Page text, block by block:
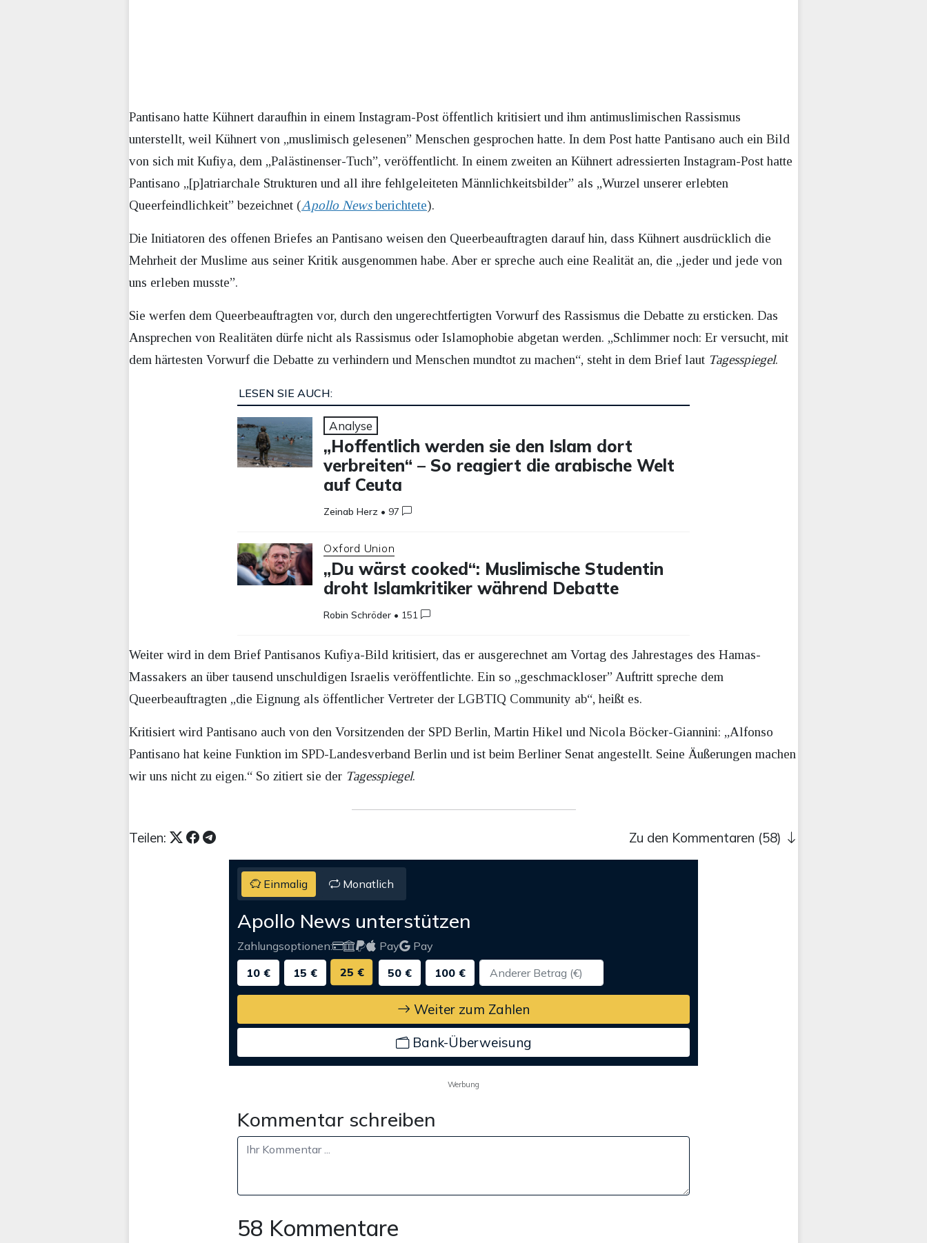
Pantisano hatte Kühnert daraufhin in einem Instagram-Post öffentlich kritisiert und ihm antimuslimischen Rassismus
unterstellt, weil Kühnert von „muslimisch gelesenen” Menschen gesprochen hatte. In dem Post hatte Pantisano auch ein Bild
von sich mit Kufiya, dem „Palästinenser-Tuch”, veröffentlicht. In einem zweiten an Kühnert adressierten Instagram-Post hatte
Pantisano „[p]atriarchale Strukturen und all ihre fehlgeleiteten Männlichkeitsbilder” als „Wurzel unserer erlebten
Queerfeindlichkeit” bezeichnet (Apollo Newsberichtete).
Die Initiatoren des offenen Briefes an Pantisano weisen den Queerbeauftragten darauf hin, dass Kühnert ausdrücklich die
Mehrheit der Muslime aus seiner Kritik ausgenommen habe. Aber er spreche auch eine Realität an, die „jeder und jede von
uns erleben musste”.
Sie werfen dem Queerbeauftragten vor, durch den ungerechtfertigten Vorwurf des Rassismus die Debatte zu ersticken. Das
Ansprechen von Realitäten dürfe nicht als Rassismus oder Islamophobie abgetan werden. „Schlimmer noch: Er versucht, mit
dem härtesten Vorwurf die Debatte zu verhindern und Menschen mundtot zu machen“, steht in dem Brief laut Tagesspiegel.
LESEN SIE AUCH:
Analyse
„Hoffentlich werden sie den Islam dort
verbreiten“ – So reagiert die arabische Welt
auf Ceuta
Zeinab Herz • 97
Oxford Union
„Du wärst cooked“: Muslimische Studentin
droht Islamkritiker während Debatte
Robin Schröder • 151
Weiter wird in dem Brief Pantisanos Kufiya-Bild kritisiert, das er ausgerechnet am Vortag des Jahrestages des Hamas-
Massakers an über tausend unschuldigen Israelis veröffentlichte. Ein so „geschmackloser” Auftritt spreche dem
Queerbeauftragten „die Eignung als öffentlicher Vertreter der LGBTIQ Community ab“, heißt es.
Kritisiert wird Pantisano auch von den Vorsitzenden der SPD Berlin, Martin Hikel und Nicola Böcker-Giannini: „Alfonso
Pantisano hat keine Funktion im SPD-Landesverband Berlin und ist beim Berliner Senat angestellt. Seine Äußerungen machen
wir uns nicht zu eigen.“ So zitiert sie der Tagesspiegel.
Teilen: Zu den Kommentaren (58)
Einmalig Monatlich
Apollo News unterstützen
Zahlungsoptionen: Pay
Pay
10 €
15 € 25 € 50 € 100 €
Weiter zum Zahlen
Bank-Überweisung
Werbung
Kommentar schreiben
58 Kommentare